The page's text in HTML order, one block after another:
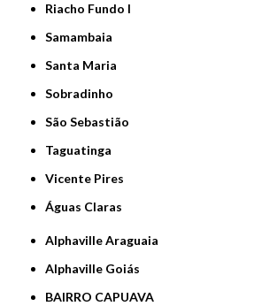
Riacho Fundo I
Samambaia
Santa Maria
Sobradinho
São Sebastião
Taguatinga
Vicente Pires
Águas Claras
Alphaville Araguaia
Alphaville Goiás
BAIRRO CAPUAVA